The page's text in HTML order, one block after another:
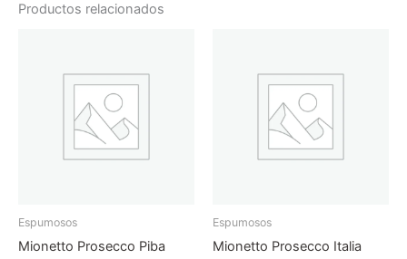
Productos relacionados
Espumosos
Mionetto Prosecco Piba
Espumosos
Mionetto Prosecco Italia